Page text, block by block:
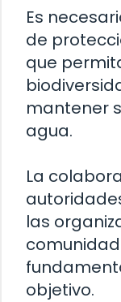
Es
de
que
mantener
agua.
La
las
objetivo.